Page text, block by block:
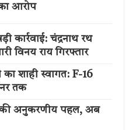
आरोप
कार्रवाई: चंद्रनाथ रथ
विनय राय गिरफ्तार
शाही स्वागत: F-16
तक
की अनुकरणीय पहल, अब